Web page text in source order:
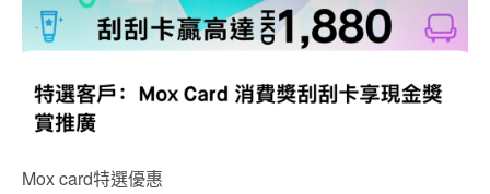
Mox card特選優惠